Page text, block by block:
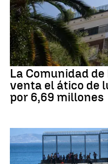
La Comunidad
venta el ático de
por 6,69 millones